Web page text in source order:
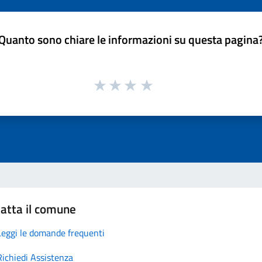
sono chiare le informazioni su questa
il comune
le domande frequenti
Assistenza